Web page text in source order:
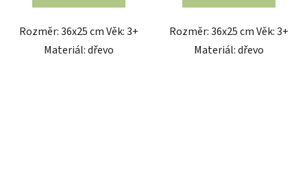
Rozměr: 36x25 cm Věk: 3+
Materiál: dřevo
Rozměr: 36x25 cm Věk: 3+
Materiál: dřevo